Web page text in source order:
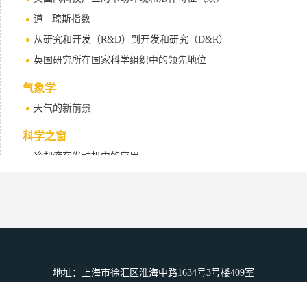
道 · 琼斯指数
从研究和开发（R&D）到开发和研究（D&R）
英国研究所在国家科学组织中的领先地位
气象学
天气的新前景
科学之窗
冷却液在发动机中的应用
地址：上海市徐汇区淮海中路1634号3号楼409室